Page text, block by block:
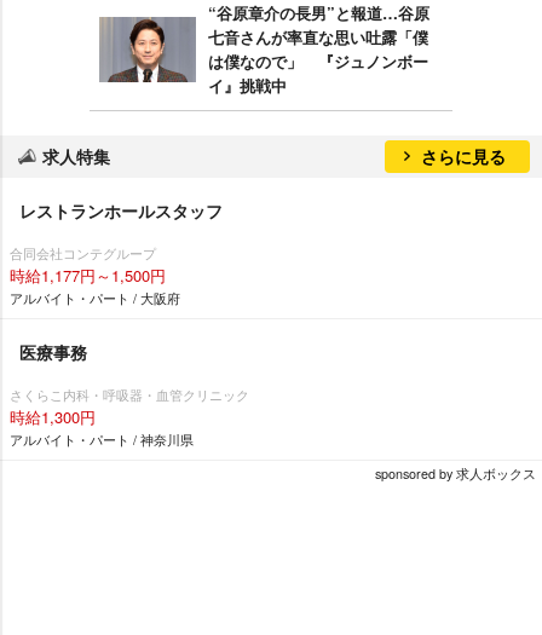
“谷原章介の長男”と報道…谷原
七音さんが率直な思い吐露「僕
は僕なので」 『ジュノンボー
イ』挑戦中
求人特集 さらに見る
レストランホールスタッフ
合同会社コンテグループ
時給1,177円～1,500円
アルバイト・パート / 大阪府
医療事務
さくらこ内科・呼吸器・血管クリニック
時給1,300円
アルバイト・パート / 神奈川県
sponsored by 求人ボックス